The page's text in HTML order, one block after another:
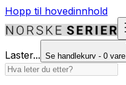
Hopp til hovedinnhold
Laster... Se handlekurv - 0 vare